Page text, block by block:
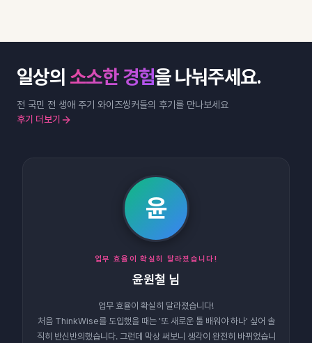
일상의 소소한 경험을 나눠주세요.
전 국민 전 생애 주기 와이즈씽커들의 후기를 만나보세요
후기 더보기
윤
업무 효율이 확실히 달라졌습니다!
윤원철 님
업무 효율이 확실히 달라졌습니다!
처음 ThinkWise를 도입했을 때는 '또 새로운 툴 배워야 하나' 싶어 솔
직히 반신반의했습니다. 그런데 막상 써보니 생각이 완전히 바뀌었습니